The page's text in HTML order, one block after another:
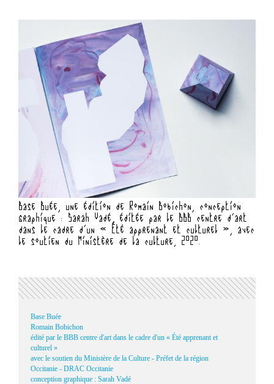
Base Buée, une édition de Romain Bobichon, conception
graphique : Sarah Vadé, éditée par le BBB centre d’art
dans le cadre d’un « Été apprenant et culturel », avec
le soutien du Ministère de la culture, 2020.
Base Buée
Romain Bobichon
édité par le BBB centre d'art dans le cadre d'un « Été apprenant et
culturel »
avec le soutien du Ministère de la Culture - Préfet de la région
Occitanie - DRAC Occitanie
conception graphique : Sarah Vadé